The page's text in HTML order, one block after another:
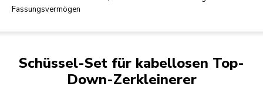
Fassungsvermögen
Schüssel-Set für kabellosen Top-
Down-Zerkleinerer